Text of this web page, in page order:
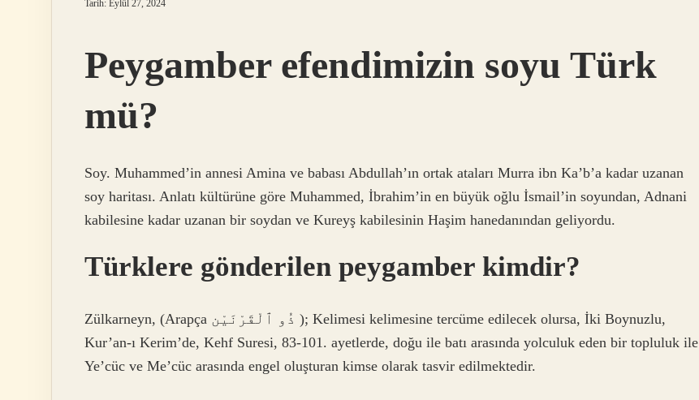
Tarih: Eylül 27, 2024
Peygamber efendimizin soyu Türk
mü?
Soy. Muhammed’in annesi Amina ve babası Abdullah’ın ortak ataları Murra ibn Ka’b’a kadar uzanan
soy haritası. Anlatı kültürüne göre Muhammed, İbrahim’in en büyük oğlu İsmail’in soyundan, Adnani
kabilesine kadar uzanan bir soydan ve Kureyş kabilesinin Haşim hanedanından geliyordu.
Türklere gönderilen peygamber kimdir?
Zülkarneyn, (Arapça ذُو ٱلْقَرْنَيْن ); Kelimesi kelimesine tercüme edilecek olursa, İki Boynuzlu,
Kur’an-ı Kerim’de, Kehf Suresi, 83-101. ayetlerde, doğu ile batı arasında yolculuk eden bir topluluk ile
Ye’cüc ve Me’cüc arasında engel oluşturan kimse olarak tasvir edilmektedir.